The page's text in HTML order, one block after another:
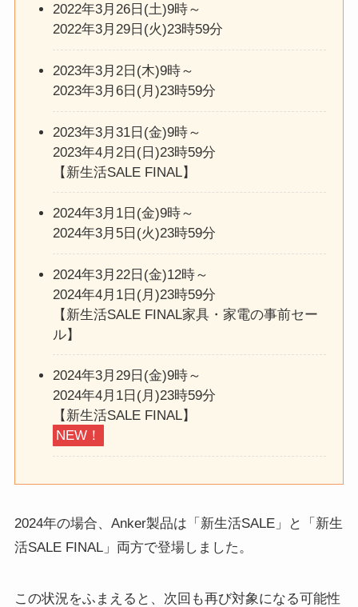
2022年3月26日(土)9時～
2022年3月29日(火)23時59分
2023年3月2日(木)9時～
2023年3月6日(月)23時59分
2023年3月31日(金)9時～
2023年4月2日(日)23時59分
【新生活SALE FINAL】
2024年3月1日(金)9時～
2024年3月5日(火)23時59分
2024年3月22日(金)12時～
2024年4月1日(月)23時59分
【新生活SALE FINAL家具・家電の事前セー
ル】
2024年3月29日(金)9時～
2024年4月1日(月)23時59分
【新生活SALE FINAL】
NEW！
2024年の場合、Anker製品は「新生活SALE」と「新生
活SALE FINAL」両方で登場しました。
この状況をふまえると、次回も再び対象になる可能性